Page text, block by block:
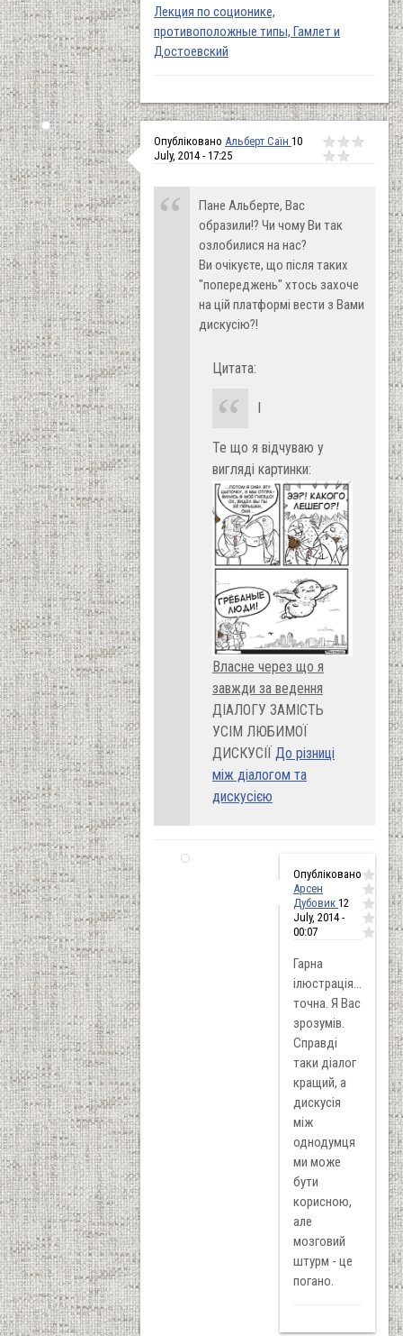
Лекция по соционике,
противоположные типы, Гамлет и
Достоевский
Опубліковано Альберт Саїн 10
July, 2014 - 17:25
Пане Альберте, Вас
образили!? Чи чому Ви так
озлобилися на нас?
Ви очікуєте, що після таких
"попереджень" хтось захоче
на цій платформі вести з Вами
дискусію?!
Цитата:
І
Те що я відчуваю у
вигляді картинки:
Власне через що я
завжди за ведення
ДІАЛОГУ ЗАМІСТЬ
УСІМ ЛЮБИМОЇ
ДИСКУСІЇ До різниці
між діалогом та
дискусією
Опубліковано
Арсен
Дубовик 12
July, 2014 -
00:07
Гарна
ілюстрація...
точна. Я Вас
зрозумів.
Справді
таки діалог
кращий, а
дискусія
між
однодумця
ми може
бути
корисною,
але
мозговий
штурм - це
погано.